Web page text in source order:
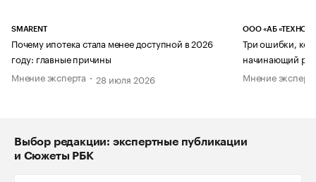
SMARENT
Почему ипотека стала менее доступной в 2026
году: главные причины
Мнение эксперта
28 июля 2026
ООО «АБ
Три ошибки,
начинающий
Мнение
Выбор редакции: экспертные публикации
и Сюжеты РБК